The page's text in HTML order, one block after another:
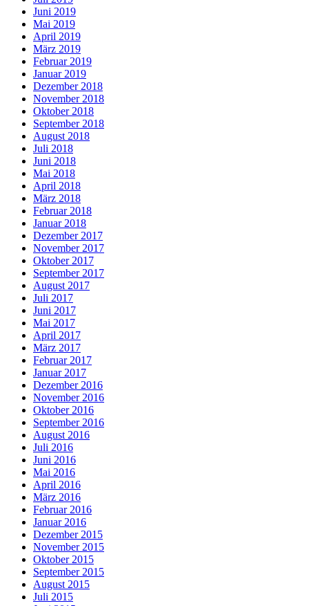
Juni 2019
Mai 2019
April 2019
März 2019
Februar 2019
Januar 2019
Dezember 2018
November 2018
Oktober 2018
September 2018
August 2018
Juli 2018
Juni 2018
Mai 2018
April 2018
März 2018
Februar 2018
Januar 2018
Dezember 2017
November 2017
Oktober 2017
September 2017
August 2017
Juli 2017
Juni 2017
Mai 2017
April 2017
März 2017
Februar 2017
Januar 2017
Dezember 2016
November 2016
Oktober 2016
September 2016
August 2016
Juli 2016
Juni 2016
Mai 2016
April 2016
März 2016
Februar 2016
Januar 2016
Dezember 2015
November 2015
Oktober 2015
September 2015
August 2015
Juli 2015